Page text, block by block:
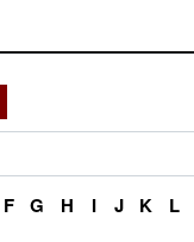
F G H I J K L